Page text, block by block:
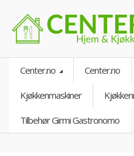
Center.no Center.no
Kjøkkenmaskiner
Tilbehør Girmi Gastronomo